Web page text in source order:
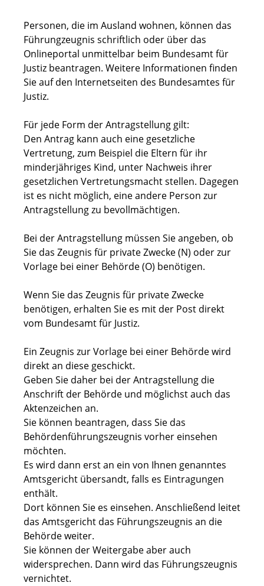
Personen, die im Ausland wohnen, können das
Führungzeugnis schriftlich oder über das
Onlineportal unmittelbar beim Bundesamt für
Justiz beantragen. Weitere Informationen finden
Sie aufden Internetseiten des Bundesamtes für
Justiz.
Für jede Form der Antragstellung gilt:
Den Antrag kann auch eine gesetzliche
Vertretung, zum Beispiel die Eltern für ihr
minderjähriges Kind, unter Nachweis ihrer
gesetzlichen Vertretungsmacht stellen. Dagegen
ist es nicht möglich, eine andere Person zur
Antragstellung zu bevollmächtigen.
Bei der Antragstellung müssen Sie angeben, ob
Sie das Zeugnis für private Zwecke (N) oder zur
Vorlage bei einer Behörde (O) benötigen.
Wenn Sie das Zeugnis für private Zwecke
benötigen, erhalten Sie es mit der Post direkt
vom Bundesamt für Justiz.
Ein Zeugnis zur Vorlage bei einer Behörde wird
direkt an diese geschickt.
Geben Sie daher bei der Antragstellung die
Anschrift der Behörde und möglichst auch das
Aktenzeichen an.
Sie können beantragen, dass Sie das
Behördenführungszeugnis vorher einsehen
möchten.
Es wird dann erst an ein von Ihnen genanntes
Amtsgericht übersandt, falls es Eintragungen
enthält.
Dort können Sie es einsehen. Anschließend leitet
das Amtsgericht das Führungszeugnis an die
Behörde weiter.
Sie können der Weitergabe aber auch
widersprechen. Dann wird das Führungszeugnis
vernichtet.